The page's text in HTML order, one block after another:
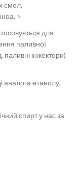
смол,
>
для
паливної
інжектори)
аналога етанолу,
спирт у нас за